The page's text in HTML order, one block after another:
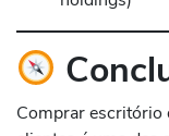
Comprar escritório